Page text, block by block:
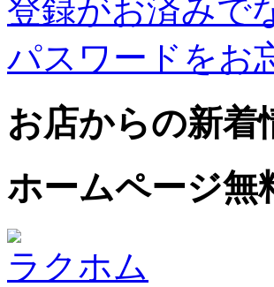
登録がお済みで
パスワードをお
お店からの新着
ホームページ無
ラクホム